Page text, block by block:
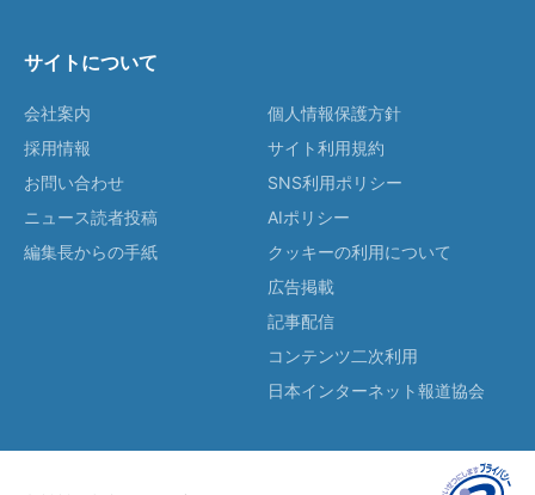
サイトについて
会社案内
採用情報
お問い合わせ
ニュース読者投稿
編集長からの手紙
個人情報保護方針
サイト利用規約
SNS利用ポリシー
AIポリシー
クッキーの利用について
広告掲載
記事配信
コンテンツ二次利用
日本インターネット報道協会